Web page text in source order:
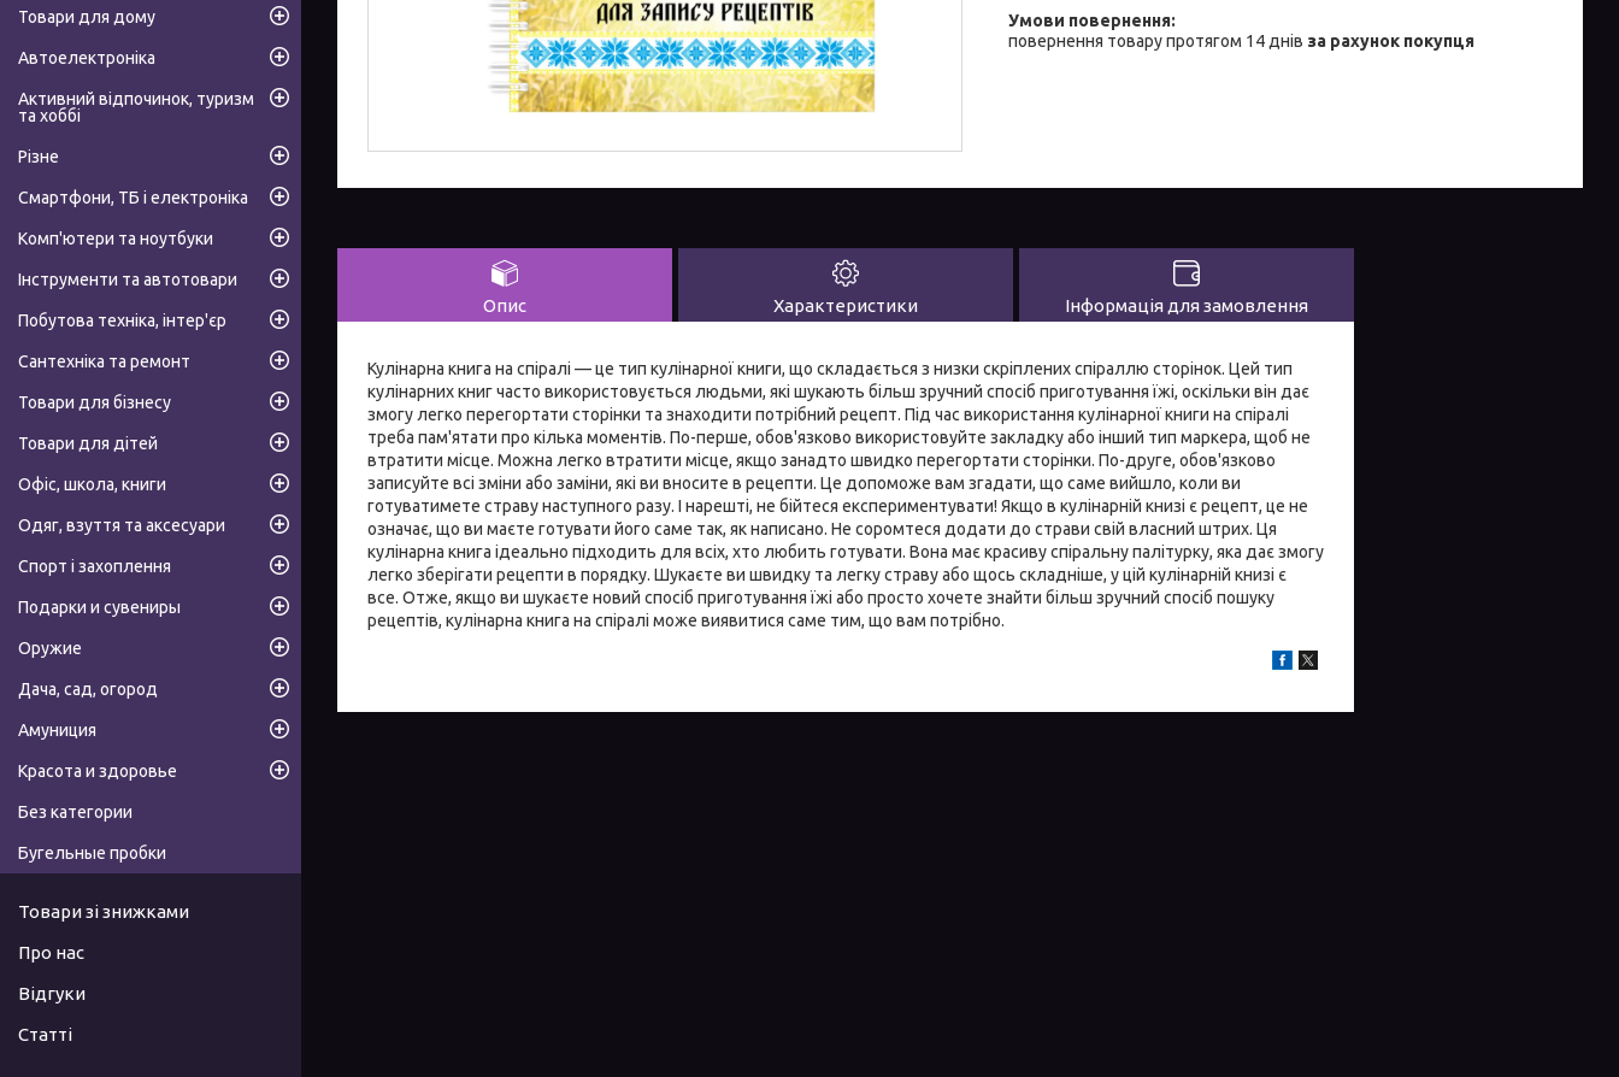
повернення товару протягом 14 днів за рахунок покупця
Опис Характеристики Інформація для замовлення
Кулінарна книга на спіралі — це тип кулінарної книги, що складається з низки скріплених спіраллю сторінок. Цей тип
кулінарних книг часто використовується людьми, які шукають більш зручний спосіб приготування їжі, оскільки він дає
змогу легко перегортати сторінки та знаходити потрібний рецепт. Під час використання кулінарної книги на спіралі
треба пам'ятати про кілька моментів. По-перше, обов'язково використовуйте закладку або інший тип маркера, щоб не
втратити місце. Можна легко втратити місце, якщо занадто швидко перегортати сторінки. По-друге, обов'язково
записуйте всі зміни або заміни, які ви вносите в рецепти. Це допоможе вам згадати, що саме вийшло, коли ви
готуватимете страву наступного разу. І нарешті, не бійтеся експериментувати! Якщо в кулінарній книзі є рецепт, це не
означає, що ви маєте готувати його саме так, як написано. Не соромтеся додати до страви свій власний штрих. Ця
кулінарна книга ідеально підходить для всіх, хто любить готувати. Вона має красиву спіральну палітурку, яка дає змогу
легко зберігати рецепти в порядку. Шукаєте ви швидку та легку страву або щось складніше, у цій кулінарній книзі є
все. Отже, якщо ви шукаєте новий спосіб приготування їжі або просто хочете знайти більш зручний спосіб пошуку
рецептів, кулінарна книга на спіралі може виявитися саме тим, що вам потрібно.
Товари для дому
Автоелектроніка
Активний відпочинок, туризм
та хоббі
Різне
Смартфони, ТБ і електроніка
Комп'ютери та ноутбуки
Інструменти та автотовари
Побутова техніка, інтер'єр
Сантехніка та ремонт
Товари для бізнесу
Товари для дітей
Офіс, школа, книги
Одяг, взуття та аксесуари
Спорт і захоплення
Подарки и сувениры
Оружие
Дача, сад, огород
Амуниция
Красота и здоровье
Без категории
Бугельные пробки
Товари зі знижками
Про нас
Відгуки
Статті